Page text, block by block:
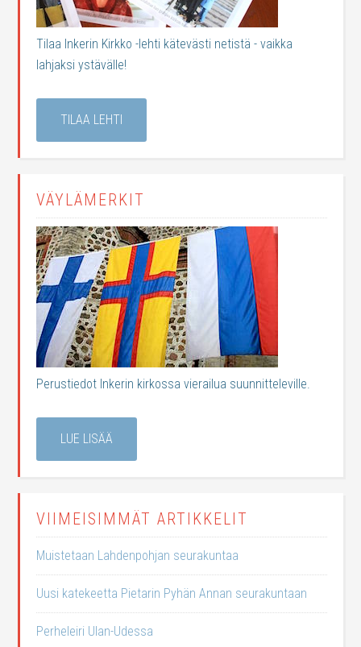
Tilaa Inkerin Kirkko -lehti kätevästi netistä - vaikka
lahjaksi ystävälle!
TILAA LEHTI
VÄYLÄMERKIT
Perustiedot Inkerin kirkossa vierailua suunnitteleville.
LUE LISÄÄ
VIIMEISIMMÄT ARTIKKELIT
Muistetaan Lahdenpohjan seurakuntaa
Uusi katekeetta Pietarin Pyhän Annan seurakuntaan
Perheleiri Ulan-Udessa